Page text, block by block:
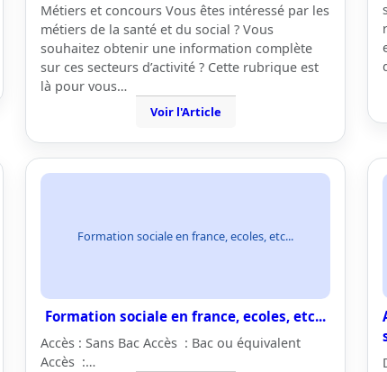
Métiers et concours Vous êtes intéressé par les
métiers de la santé et du social ? Vous
souhaitez obtenir une information complète
sur ces secteurs d’activité ? Cette rubrique est
là pour vous…
Voir l'Article
Formation sociale en france, ecoles, etc...
Formation sociale en france, ecoles, etc...
Accès : Sans Bac Accès : Bac ou équivalent
Accès :…